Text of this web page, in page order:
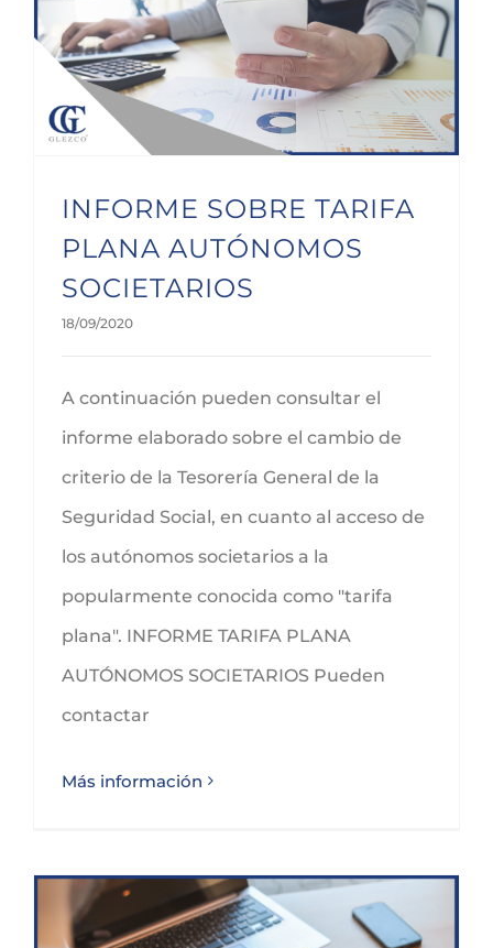
INFORME SOBRE TARIFA
PLANA AUTÓNOMOS
SOCIETARIOS
18/09/2020
A continuación pueden consultar el
informe elaborado sobre el cambio de
criterio de la Tesorería General de la
Seguridad Social, en cuanto al acceso de
los autónomos societarios a la
popularmente conocida como "tarifa
plana". INFORME TARIFA PLANA
AUTÓNOMOS SOCIETARIOS Pueden
contactar
Más información